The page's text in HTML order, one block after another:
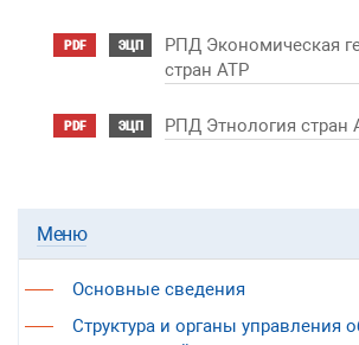
PDF ЭЦП
РПД Экономическая
стран АТР
PDF ЭЦП РПД Этнология стран
Меню
Основные сведения
Структура и органы управления